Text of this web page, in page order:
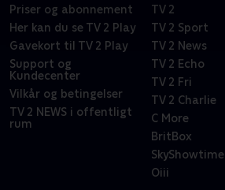
Priser og abonnement
Her kan du se TV 2 Play
Gavekort til TV 2 Play
Support og
Kundecenter
Vilkår og betingelser
TV 2 NEWS i offentligt
rum
TV 2
TV 2 Sport
TV 2 News
TV 2 Echo
TV 2 Fri
TV 2 Charlie
C More
BritBox
SkyShowtime
Oiii